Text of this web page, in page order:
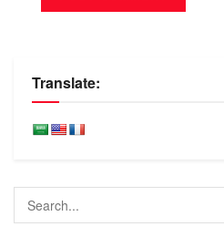
Translate: